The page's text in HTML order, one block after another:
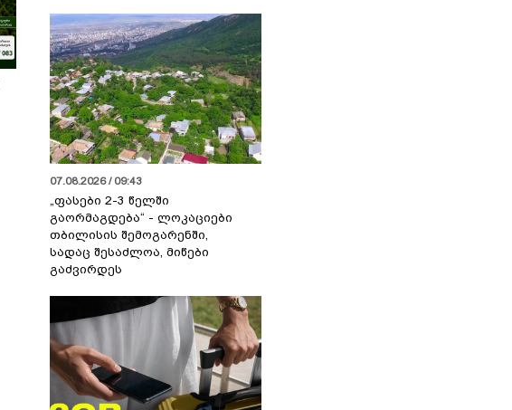
07.08.2026 / 09:43
„ფასები 2-3 წელში
გაორმაგდება“ - ლოკაციები
თბილისის შემოგარენში,
სადაც შესაძლოა, მიწები
გაძვირდეს